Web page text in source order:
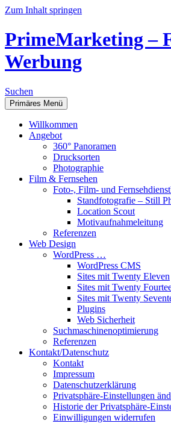
Zum Inhalt springen
PrimeMarketing –
Werbung
Suchen
Primäres Menü
Willkommen
Angebot
360° Panoramen
Drucksorten
Photographie
Film & Fernsehen
Foto-, Film- und
Standfotografie – Still
Location Scout
Motivaufnahmeleitung
Referenzen
Web Design
WordPress …
WordPress CMS
Sites mit Twenty Eleven
Sites mit Twenty
Sites mit Twenty
Plugins
Web Sicherheit
Suchmaschinenoptimierung
Referenzen
Kontakt/Datenschutz
Kontakt
Impressum
Datenschutzerklärung
Privatsphäre-Einstellungen
Historie der Privatsphäre-
Einwilligungen widerrufen